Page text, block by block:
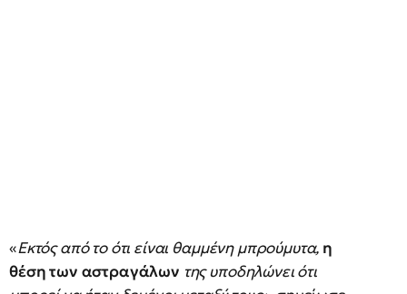
«Εκτός από το ότι είναι θαμμένη μπρούμυτα, η
θέση των αστραγάλων της υποδηλώνει ότι